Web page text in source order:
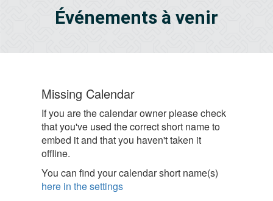
Événements à venir